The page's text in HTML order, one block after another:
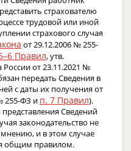
страхователю
трудовой или иной
страхового случая
от 29.12.2006 № 255-
Правил, утв.
России от 23.11.2021 №
передать Сведения в
с даты их получения от
255-ФЗ и п. 7 Правил).
Сведений
законодательство не
и в этом случае
общим правилом.